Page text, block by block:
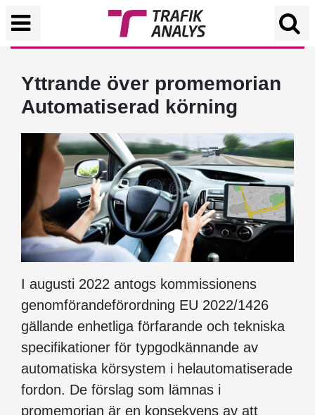
Yttrande över promemorian
Automatiserad körning
I augusti 2022 antogs kommissionens
genomförandeförordning EU 2022/1426
gällande enhetliga förfarande och tekniska
specifikationer för typgodkännande av
automatiska körsystem i helautomatiserade
fordon. De förslag som lämnas i
promemorian är en konsekvens av att